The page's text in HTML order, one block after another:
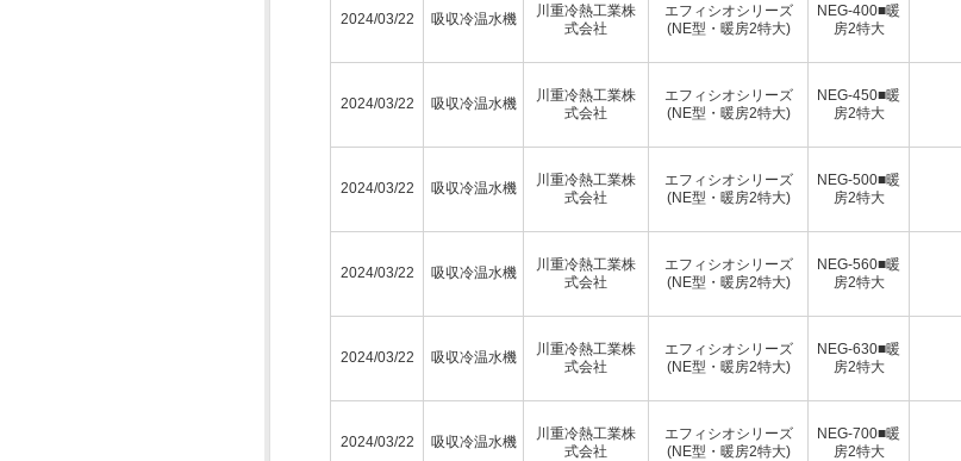
2024/03/22 吸収冷温水機
川重冷熱工業株
式会社
エフィシオシリーズ
(NE型・暖房2特大)
NEG-400■暖
房2特大
2024/03/22 吸収冷温水機
川重冷熱工業株
式会社
エフィシオシリーズ
(NE型・暖房2特大)
NEG-450■暖
房2特大
2024/03/22 吸収冷温水機
川重冷熱工業株
式会社
エフィシオシリーズ
(NE型・暖房2特大)
NEG-500■暖
房2特大
2024/03/22 吸収冷温水機
川重冷熱工業株
式会社
エフィシオシリーズ
(NE型・暖房2特大)
NEG-560■暖
房2特大
2024/03/22 吸収冷温水機
川重冷熱工業株
式会社
エフィシオシリーズ
(NE型・暖房2特大)
NEG-630■暖
房2特大
2024/03/22 吸収冷温水機
川重冷熱工業株
式会社
エフィシオシリーズ
(NE型・暖房2特大)
NEG-700■暖
房2特大